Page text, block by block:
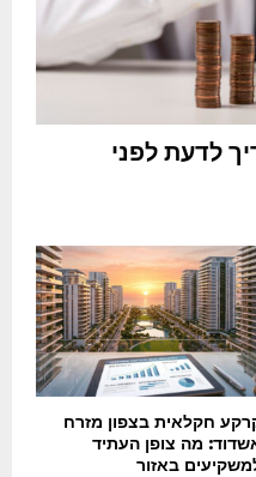
לדעת לפני
חקלאית בצפון מזרח
מה צופן העתיד
באזור